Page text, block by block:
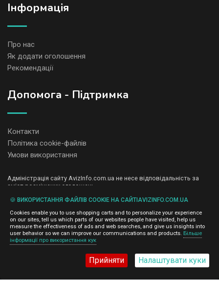
Iнформація
Про нас
Як додати оголошення
Рекомендації
Допомога - Підтримка
Контакти
Політика cookie-файлів
Умови використання
Адміністрація сайту AvizInfo.com.ua не несе відповідальність за
зміст розміщених оголошень.
і не продаємо особисту інформацію зареєстрованих користувачів
AvizInfo.com.ua третім особам. Ми не відповідаємо за правила
конфіденційності сайтів на які посилається AvizInfo.com.ua. На
деяких сторінках нашого сайту представлена реклама Google
Adsense Advertising Network. Щоб дізнатися детальніше про
правила конфіденційності Google
🍪 ВИКОРИСТАННЯ ФАЙЛІВ COOKIE НА САЙТІAVIZINFO.COM.UA
Cookies enable you to use shopping carts and to personalize your experience
on our sites, tell us which parts of our websites people have visited, help us
measure the effectiveness of ads and web searches, and give us insights into
user behavior so we can improve our communications and products. Більше
інформації про використання кук
Прийняти Налаштувати куки